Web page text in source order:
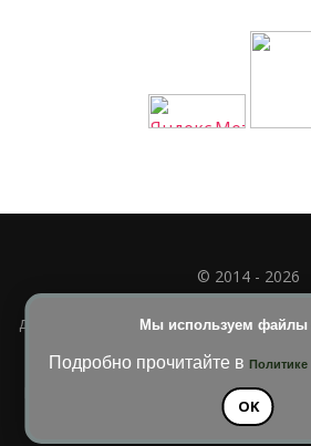
Мы используем файлы
Подробно прочитайте в
OK
© 2014 - 2026
Полное или частичное
допускается только при наличии
Blossom Diva | РазработанаТемы
WordPress